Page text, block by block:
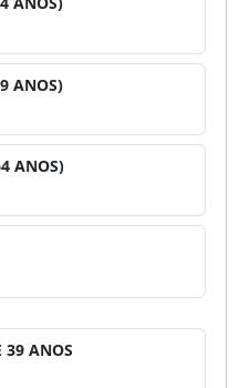
ANOS)
ANOS)
39 ANOS